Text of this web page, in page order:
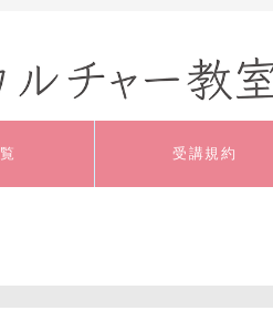
受講規約